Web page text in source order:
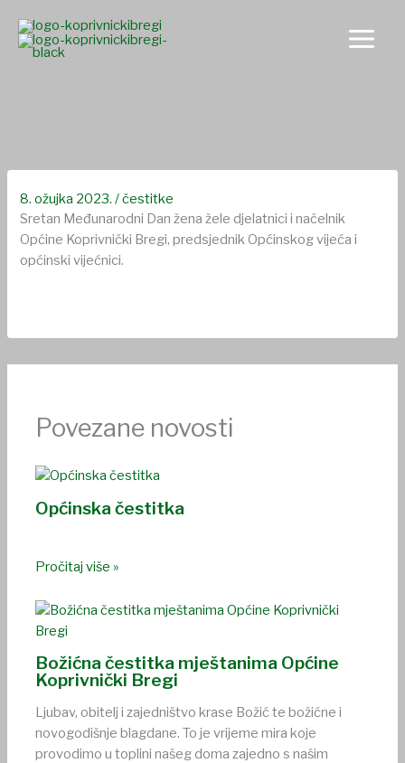
content
8. ožujka 2023./čestitke
Sretan Međunarodni Dan žena žele djelatnici i načelnik
Općine Koprivnički Bregi, predsjednik Općinskog vijeća i
općinski vijećnici.
Povezane novosti
Općinska čestitka
Pročitaj više »
Božićna čestitka mještanima Općine
Koprivnički Bregi
Ljubav, obitelj i zajedništvo krase Božić te božićne i
novogodišnje blagdane. To je vrijeme mira koje
provodimo u toplini našeg doma zajedno s našim